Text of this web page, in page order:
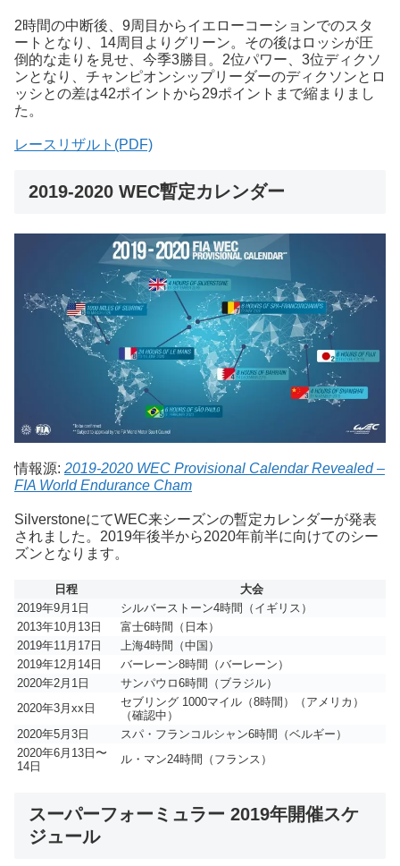
2時間の中断後、9周目からイエローコーションでのスタ
ートとなり、14周目よりグリーン。その後はロッシが圧
倒的な走りを見せ、今季3勝目。2位パワー、3位ディクソ
ンとなり、チャンピオンシップリーダーのディクソンとロ
ッシとの差は42ポイントから29ポイントまで縮まりまし
た。
レースリザルト(PDF)
2019-2020 WEC暫定カレンダー
情報源: 2019-2020 WEC Provisional Calendar Revealed –
FIA World Endurance Cham
SilverstoneにてWEC来シーズンの暫定カレンダーが発表
されました。2019年後半から2020年前半に向けてのシー
ズンとなります。
日程
大会
2019年9月1日
シルバーストーン4時間（イギリス）
2013年10月13日
富士6時間（日本）
2019年11月17日
上海4時間（中国）
2019年12月14日
バーレーン8時間（バーレーン）
2020年2月1日
サンパウロ6時間（ブラジル）
2020年3月xx日
セブリング 1000マイル（8時間）（アメリカ）
（確認中）
2020年5月3日
スパ・フランコルシャン6時間（ベルギー）
2020年6月13日〜
14日
ル・マン24時間（フランス）
スーパーフォーミュラー 2019年開催スケ
ジュール